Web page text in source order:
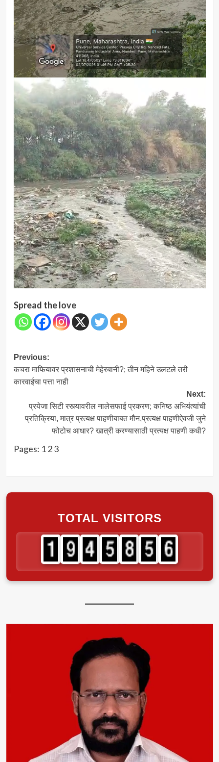
Spread the love
Post
navigation
Previous:
कचरा माफियावर प्रशासनाची मेहेरबानी?; तीन महिने उलटले तरी
कारवाईचा पत्ता नाही
Next:
प्रयेजा सिटी रस्त्यावरील नालेसफाई प्रकरण; कनिष्ठ अभियंत्यांची
प्रतिक्रिया, मात्र प्रत्यक्ष पाहणीबाबत मौन,प्रत्यक्ष पाहणीऐवजी जुने
फोटोच आधार? खात्री करण्यासाठी प्रत्यक्ष पाहणी कधी?
Pages: 1 2 3
TOTAL VISITORS